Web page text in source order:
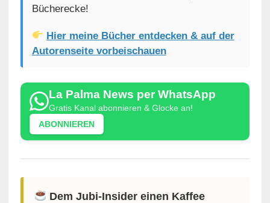
Bücherecke!
Hier meine Bücher entdecken & auf der
Autorenseite vorbeischauen
La Palma News per WhatsApp
Gratis Kanal abonnieren & Glocke an!
ABONNIEREN
Dem Jubi-Insider einen Kaffee